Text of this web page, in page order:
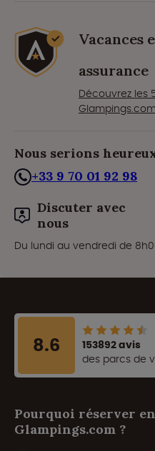
Vacances
assurance
Découvrez les
Nous serions
+33 9 70 01 92 98
Discuter avec
nous
Du lundi au vendredi de
8.6
153892 avis
des parcs de
Pourquoi réserver
Glampings.com ?